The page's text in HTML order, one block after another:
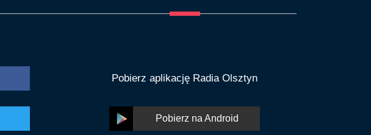
Pobierz aplikację Radia Olsztyn
Pobierz na Android